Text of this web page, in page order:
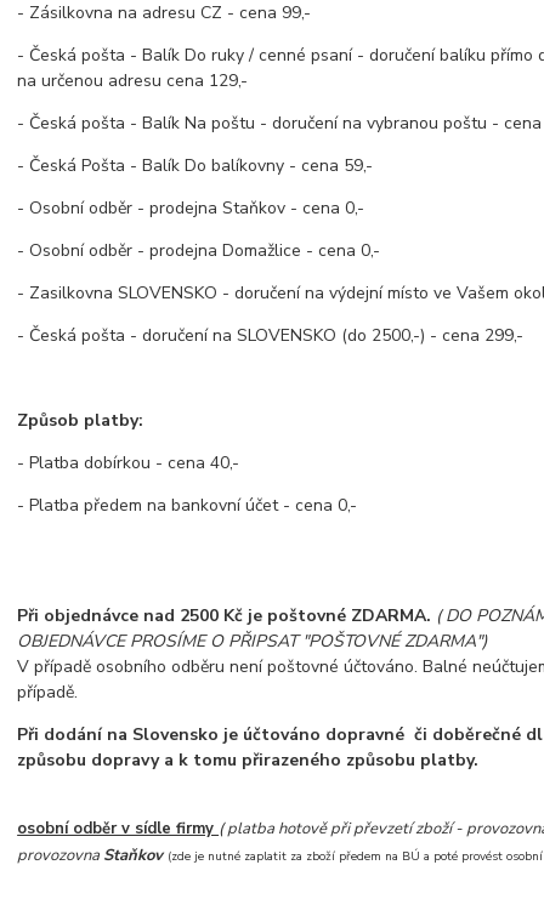
- Zásilkovna na adresu CZ - cena 99,-
- Česká pošta - Balík Do ruky / cenné psaní - doručení balíku přímo
na určenou adresu cena 129,-
- Česká pošta - Balík Na poštu - doručení na vybranou poštu -
- Česká Pošta - Balík Do balíkovny - cena 59,-
- Osobní odběr - prodejna Staňkov - cena 0,-
- Osobní odběr - prodejna Domažlice - cena 0,-
- Zasilkovna SLOVENSKO - doručení na výdejní místo ve Vašem
- Česká pošta - doručení na SLOVENSKO (do 2500,-) - cena 299,-
Způsob platby:
- Platba dobírkou - cena 40,-
- Platba předem na bankovní účet - cena 0,-
Při objednávce nad 2500 Kč je poštovné ZDARMA. ( DO
OBJEDNÁVCE PROSÍME O PŘIPSAT "POŠTOVNÉ ZDARMA")D
V případě osobního odběru není poštovné účtováno. Balné
případě.
Při dodání na Slovensko je účtováno dopravné či doběrečné
způsobu dopravy a k tomu přirazeného způsobu platby.
osobní odběr v sídle firmy ( platba hotově při převzetí zboží -
provozovna Staňkov (zde je nutné zaplatit za zboží předem na BÚ a poté provést